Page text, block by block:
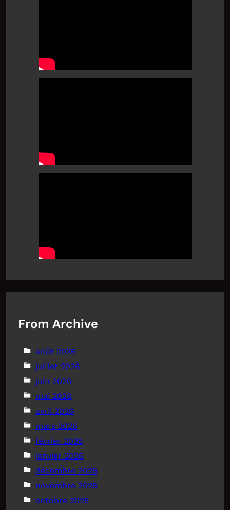
From Archive
août 2026
juillet 2026
juin 2026
mai 2026
avril 2026
mars 2026
février 2026
janvier 2026
décembre 2025
novembre 2025
octobre 2025